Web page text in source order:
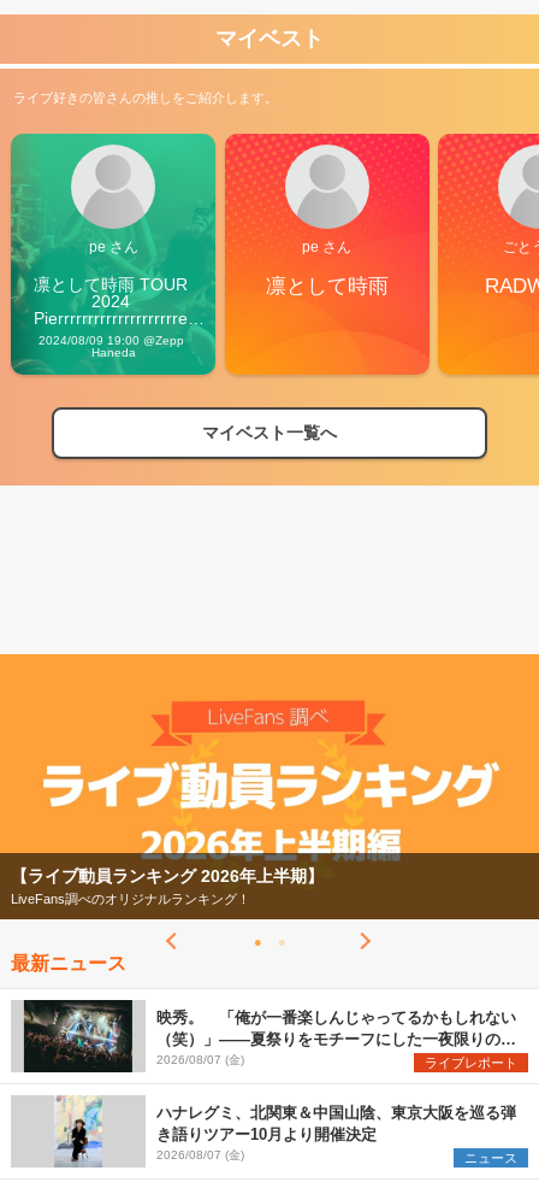
マイベスト
ライブ好きの皆さんの推しをご紹介します。
pe さん
凛として時雨 TOUR
2024
Pierrrrrrrrrrrrrrrrrrrre
Vibes
2024/08/09 19:00 @Zepp
Haneda
pe さん
凛として時雨
ごと
マイベスト一覧へ
【フェス特集2026】
今年もフェスの季節がやってきた！
最新ニュース
映秀。 「俺が一番楽しんじゃってるかもしれない
（笑）」――夏祭りをモチーフにした一夜限りのス
ペシャルライブ『色祭』レポート
2026/08/07 (金) ライブレポート
ハナレグミ、北関東＆中国山陰、東京大阪を巡る弾
き語りツアー10月より開催決定
2026/08/07 (金) ニュース